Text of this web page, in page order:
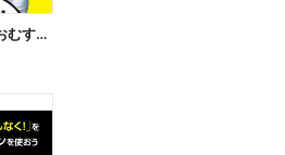
【おトク】大谷選手ファミマおむすび割